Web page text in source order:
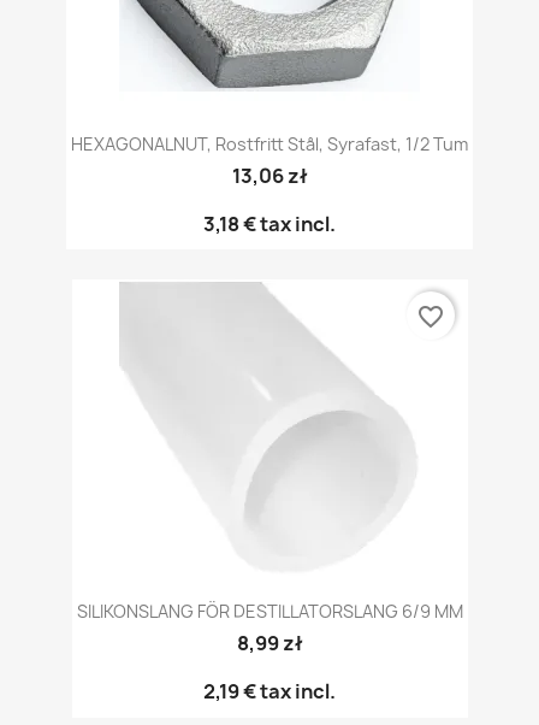
HEXAGONALNUT, Rostfritt Stål, Syrafast, 1/2 Tum
13,06 zł
3,18 €tax incl.
SILIKONSLANG FÖR DESTILLATORSLANG 6/9 MM
8,99 zł
2,19 €tax incl.
favorite_border